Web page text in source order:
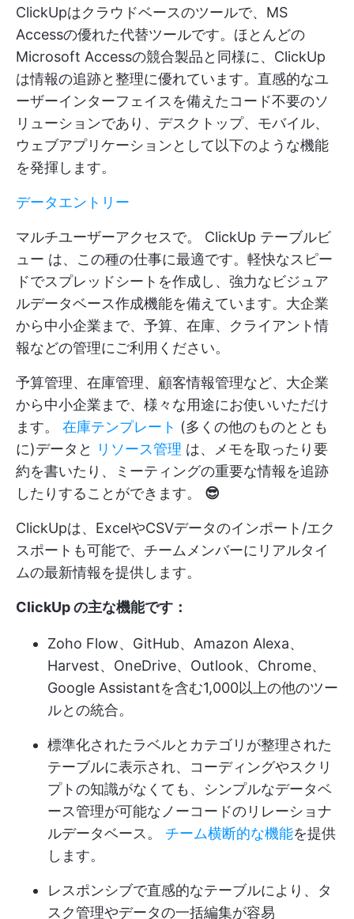
ClickUpはクラウドベースのツールで、MS
Accessの優れた代替ツールです。ほとんどの
Microsoft Accessの競合製品と同様に、ClickUp
は情報の追跡と整理に優れています。直感的なユ
ーザーインターフェイスを備えたコード不要のソ
リューションであり、デスクトップ、モバイル、
ウェブアプリケーションとして以下のような機能
を発揮します。
データエントリー
マルチユーザーアクセスで。 ClickUp テーブルビ
ュー は、この種の仕事に最適です。軽快なスピー
ドでスプレッドシートを作成し、強力なビジュア
ルデータベース作成機能を備えています。大企業
から中小企業まで、予算、在庫、クライアント情
報などの管理にご利用ください。
予算管理、在庫管理、顧客情報管理など、大企業
から中小企業まで、様々な用途にお使いいただけ
ます。 在庫テンプレート (多くの他のものととも
に)データと
リソース管理 は、メモを取ったり要
約を書いたり、ミーティングの重要な情報を追跡
したりすることができます。 😎
ClickUpは、ExcelやCSVデータのインポート/エク
スポートも可能で、チームメンバーにリアルタイ
ムの最新情報を提供します。
ClickUp の主な機能です：
Zoho Flow、GitHub、Amazon Alexa、
Harvest、OneDrive、Outlook、Chrome、
Google Assistantを含む1,000以上の他のツー
ルとの統合。
標準化されたラベルとカテゴリが整理された
テーブルに表示され、コーディングやスクリ
プトの知識がなくても、シンプルなデータベ
ース管理が可能なノーコードのリレーショナ
ルデータベース。 チーム横断的な機能を提供
します。
レスポンシブで直感的なテーブルにより、タ
スク管理やデータの一括編集が容易